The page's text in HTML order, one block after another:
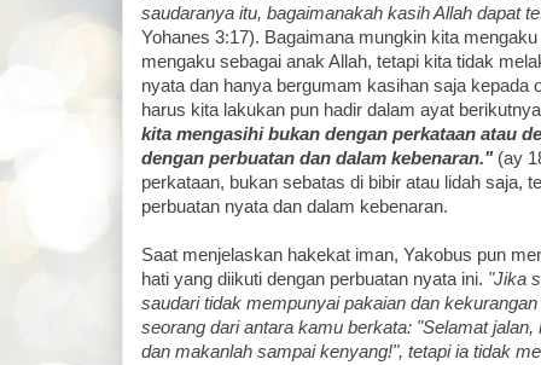
saudaranya itu, bagaimanakah kasih Allah dapat
Yohanes 3:17). Bagaimana mungkin kita
mengaku sebagai anak Allah, tetapi kita tidak
nyata dan hanya bergumam kasihan saja kepada
harus kita lakukan pun hadir dalam ayat
kita mengasihi bukan dengan perkataan atau
dengan perbuatan dan dalam kebenaran."(ay
perkataan, bukan sebatas di bibir atau lidah saja,
perbuatan nyata dan dalam kebenaran.
Saat menjelaskan hakekat iman, Yakobus pun
hati yang diikuti dengan perbuatan nyata ini. "Jika
saudari tidak mempunyai pakaian dan
seorang dari antara kamu berkata: "Selamat
dan makanlah sampai kenyang!", tetapi ia tidak